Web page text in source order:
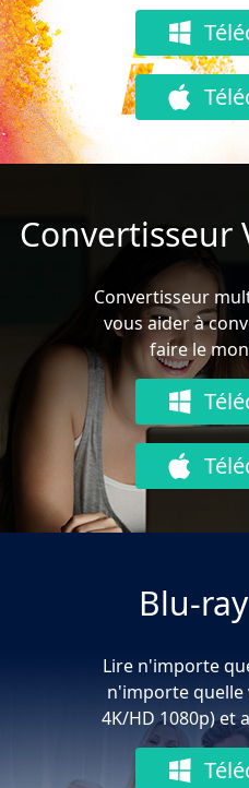
Convertisseur
Convertisseur
vous aider à
faire le
Blu-
Lire n'importe
n'importe quelle
4K/HD 1080p) et